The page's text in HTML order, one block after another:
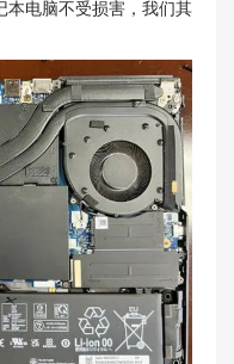
本电脑不受损害，我们其